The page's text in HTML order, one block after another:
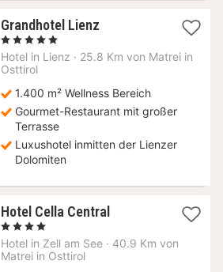
Grandhotel Lienz1
ab
, 5 Sterne
Hotel in Lienz · 25.8 Km von Matrei in
Osttirol
1.400 m² Wellness Bereich
Gourmet-Restaurant mit großer
Terrasse
Luxushotel inmitten der Lienzer
Dolomiten
Hotel Cella Central1
ab
, 4 Sterne
Hotel in Zell am See · 40.9 Km von
Matrei in Osttirol